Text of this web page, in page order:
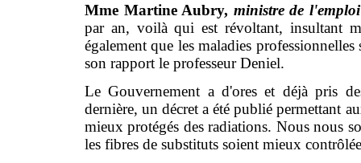
Mme Martine Aubry, ministre de
par an, voilà qui est révoltant, insultant
également que les maladies
son rapport le professeur Deniel.
Le Gouvernement a d'ores et déjà pris
dernière, un décret a été publié permettant
mieux protégés des radiations. Nous nous
les fibres de substituts soient mieux